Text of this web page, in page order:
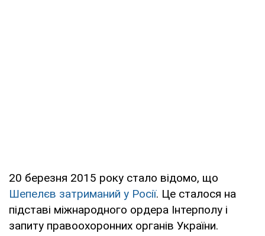
20 березня 2015 року стало відомо, що
Шепелєв затриманий у Росії. Це сталося на
підставі міжнародного ордера Інтерполу і
запиту правоохоронних органів України.